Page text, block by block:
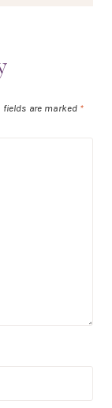
fields are marked *